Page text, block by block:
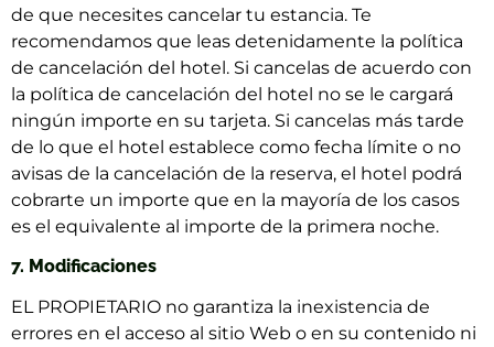
de que necesites cancelar tu estancia. Te
recomendamos que leas detenidamente la política
de cancelación del hotel. Si cancelas de acuerdo con
la política de cancelación del hotel no se le cargará
ningún importe en su tarjeta. Si cancelas más tarde
de lo que el hotel establece como fecha límite o no
avisas de la cancelación de la reserva, el hotel podrá
cobrarte un importe que en la mayoría de los casos
es el equivalente al importe de la primera noche.
7. Modificaciones
EL PROPIETARIO no garantiza la inexistencia de
errores en el acceso al sitio Web o en su contenido ni